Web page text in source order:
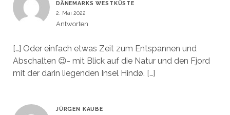
DÄNEMARKS WESTKÜSTE
2. Mai 2022
Antworten
[…] Oder einfach etwas Zeit zum Entspannen und
Abschalten 😉- mit Blick auf die Natur und den Fjord
mit der darin liegenden Insel Hindø. […]
JÜRGEN KAUBE